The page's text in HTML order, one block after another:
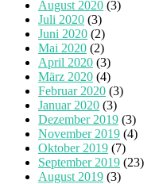
August 2020 (3)
Juli 2020 (3)
Juni 2020 (2)
Mai 2020 (2)
April 2020 (3)
März 2020 (4)
Februar 2020 (3)
Januar 2020 (3)
Dezember 2019 (3)
November 2019 (4)
Oktober 2019 (7)
September 2019 (23)
August 2019 (3)